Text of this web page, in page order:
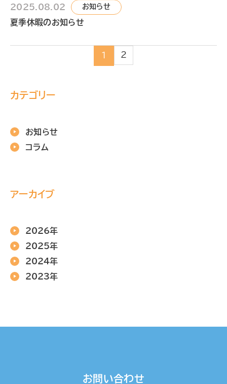
2025.08.02 お知らせ
夏季休暇のお知らせ
1 2
カテゴリー
お知らせ
コラム
アーカイブ
2026年
2025年
2024年
2023年
お問い合わせ